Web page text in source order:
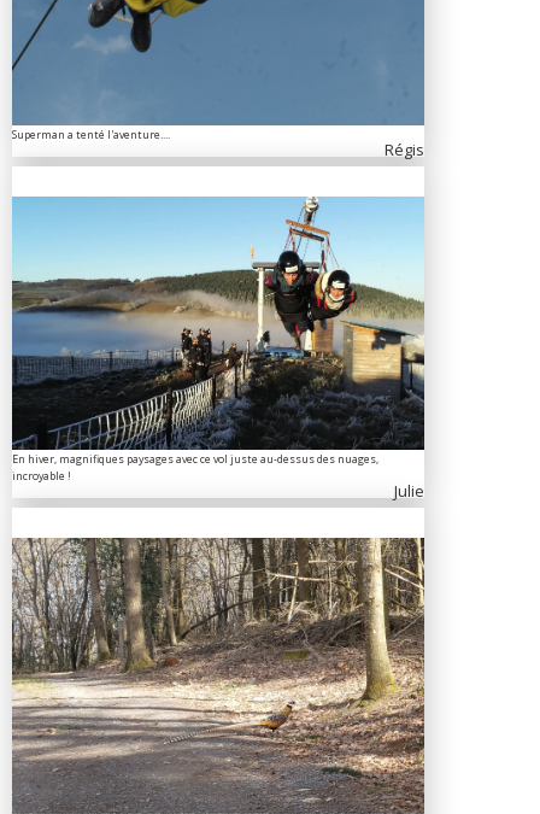
Superman a tenté l'aventure....
Régis
En hiver, magnifiques paysages avec ce vol juste au-dessus des nuages,
incroyable !
Julie